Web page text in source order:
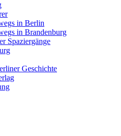
in Berlin
in Brandenburg
Spaziergänge
Geschichte